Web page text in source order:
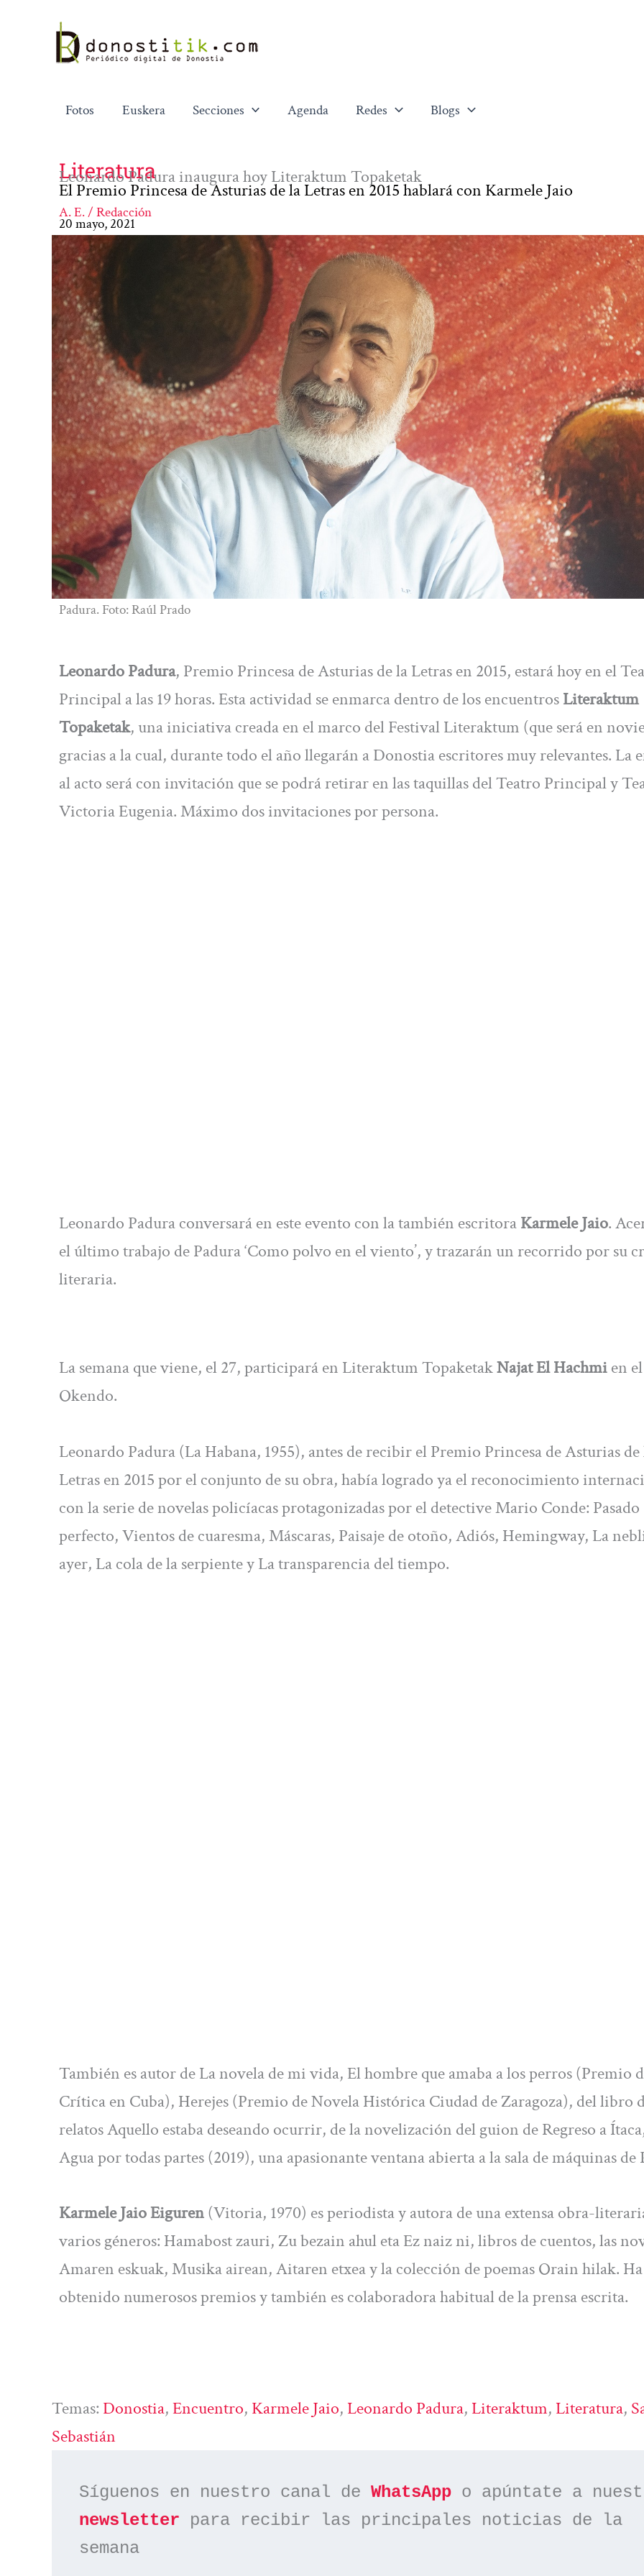
contenido
Fotos Euskera Secciones Agenda Redes Blogs
Literatura
Leonardo Padura inaugura hoy Literaktum Topaketak
El Premio Princesa de Asturias de la Letras en 2015 hablará con Karmele Jaio
A. E. / Redacción
20 mayo, 2021
Padura. Foto: Raúl Prado
Leonardo Padura, Premio Princesa de Asturias de la Letras en 2015, estará hoy en el
Principal a las 19 horas. Esta actividad se enmarca dentro de los encuentrosLiteraktum
Topaketak, una iniciativa creada en el marco del Festival Literaktum (que será en
gracias a la cual, durante todo el año llegarán a Donostia escritores muy relevantes. La
al acto será con invitación que se podrá retirar en las taquillas del Teatro Principal y
Victoria Eugenia. Máximo dos invitaciones por persona.
Leonardo Padura conversará en este evento con la también escritoraKarmele Jaio.
el último trabajo de Padura ‘Como polvo en el viento’, y trazarán un recorrido por su
literaria.
La semana que viene, el 27, participará en Literaktum TopaketakNajat El Hachmien
Okendo.
Leonardo Padura (La Habana, 1955), antes de recibir el Premio Princesa de Asturias de
Letras en 2015 por el conjunto de su obra, había logrado ya el reconocimiento
con la serie de novelas policíacas protagonizadas por el detective Mario Conde: Pasado
perfecto, Vientos de cuaresma, Máscaras, Paisaje de otoño, Adiós, Hemingway, La
ayer, La cola de la serpiente y La transparencia del tiempo.
También es autor de La novela de mi vida, El hombre que amaba a los perros (Premio
Crítica en Cuba), Herejes (Premio de Novela Histórica Ciudad de Zaragoza), del libro
relatos Aquello estaba deseando ocurrir, de la novelización del guion de Regreso a
Agua por todas partes (2019), una apasionante ventana abierta a la sala de máquinas de
Karmele Jaio Eiguren(Vitoria, 1970) es periodista y autora de una extensa obra-
varios géneros: Hamabost zauri, Zu bezain ahul eta Ez naiz ni, libros de cuentos, las
Amaren eskuak, Musika airean, Aitaren etxea y la colección de poemas Orain hilak. Ha
obtenido numerosos premios y también es colaboradora habitual de la prensa escrita.
Temas: Donostia, Encuentro, Karmele Jaio, Leonardo Padura, Literaktum, Literatura,
Sebastián
Síguenos en nuestro canal de WhatsApp
newsletter para recibir las principales noticias de la
semana